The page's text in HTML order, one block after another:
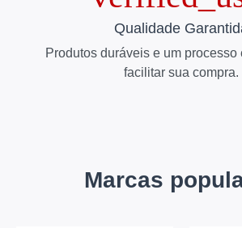
Qualidade
Produtos duráveis e um processo
facilitar sua compra.
Marcas